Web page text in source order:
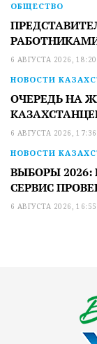
ОБЩЕСТВО
6 АВГУСТА 2026, 18:20
НОВОСТИ
ОЧЕРЕДЬ НА
6 АВГУСТА 2026, 17:36
НОВОСТИ
ВЫБОРЫ 2026:
СЕРВИС
6 АВГУСТА 2026, 16:55